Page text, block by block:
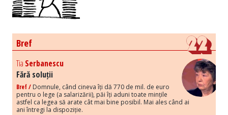
Bref
Tia Serbanescu
Fără soluții
Bref / Domnule, când cineva îți dă 770 de mil. de euro
pentru o lege (a salarizării), păi îți aduni toate mințile
astfel ca legea să arate cât mai bine posibil. Mai ales când ai
ani întregi la dispoziție.